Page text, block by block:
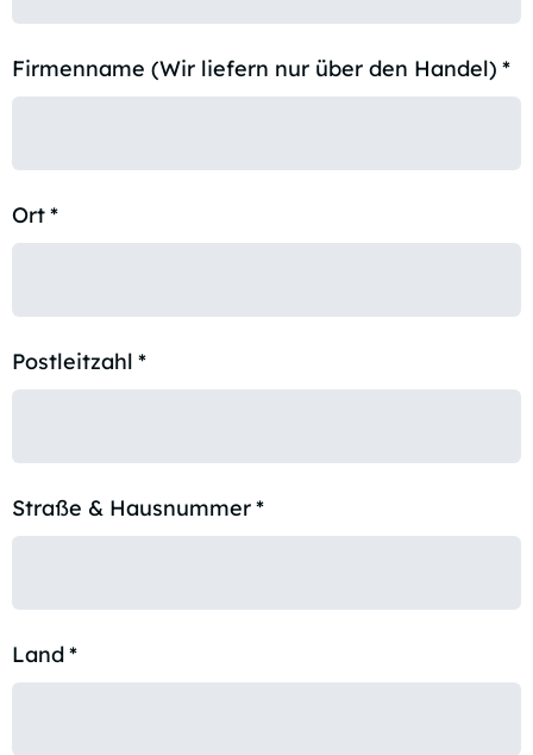
Firmenname (Wir liefern nur über den Handel) *
Ort*
Postleitzahl *
Straße & Hausnummer*
Land*